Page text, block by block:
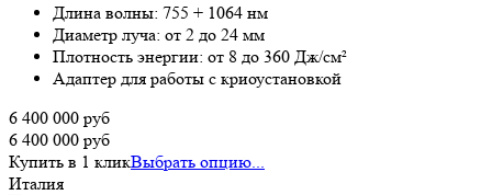
Длина волны: 755 + 1064 нм
Диаметр луча: от 2 до 24 мм
Плотность энергии: от 8 до 360 Дж/см²
Адаптер для работы с криоустановкой
6 400 000 руб
6 400 000 руб
Купить в 1 кликВыбрать опцию...
Италия